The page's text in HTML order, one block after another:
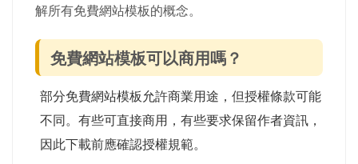
解所有免費網站模板的概念。
免費網站模板可以商用嗎？
部分免費網站模板允許商業用途，但授權條款可能
不同。有些可直接商用，有些要求保留作者資訊，
因此下載前應確認授權規範。